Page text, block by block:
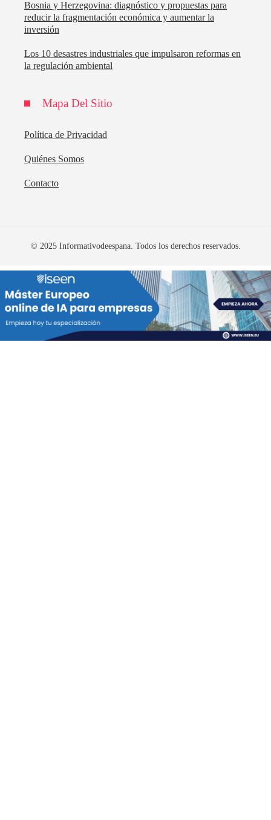
Bosnia y Herzegovina: diagnóstico y propuestas para
reducir la fragmentación económica y aumentar la
inversión
Los 10 desastres industriales que impulsaron reformas en
la regulación ambiental
Mapa Del Sitio
Política de Privacidad
Quiénes Somos
Contacto
© 2025 Informativodeespana. Todos los derechos reservados.